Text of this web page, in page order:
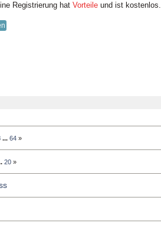
Registrierung hat Vorteile und ist kostenlos.
... 64 »
20 »